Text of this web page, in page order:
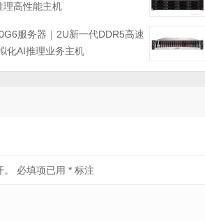
理高性能主机
服务器｜2U新一代DDR5高速
化AI推理业务主机
必填项已用* 标注